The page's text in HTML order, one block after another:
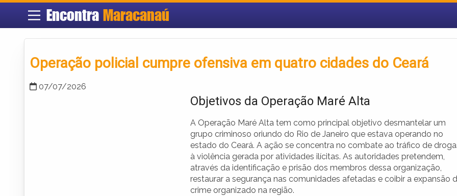
Encontra Maracanaú
Operação policial cumpre ofensiva em quatro cidades do Ceará
07/07/2026
Objetivos da Operação Maré Alta
A Operação Maré Alta tem como principal objetivo desmantelar um
grupo criminoso oriundo do Rio de Janeiro que estava operando no
estado do Ceará. A ação se concentra no combate ao tráfico de
à violência gerada por atividades ilícitas. As autoridades pretendem,
através da identificação e prisão dos membros dessa organização,
restaurar a segurança nas comunidades afetadas e coibir a expansão
crime organizado na região.